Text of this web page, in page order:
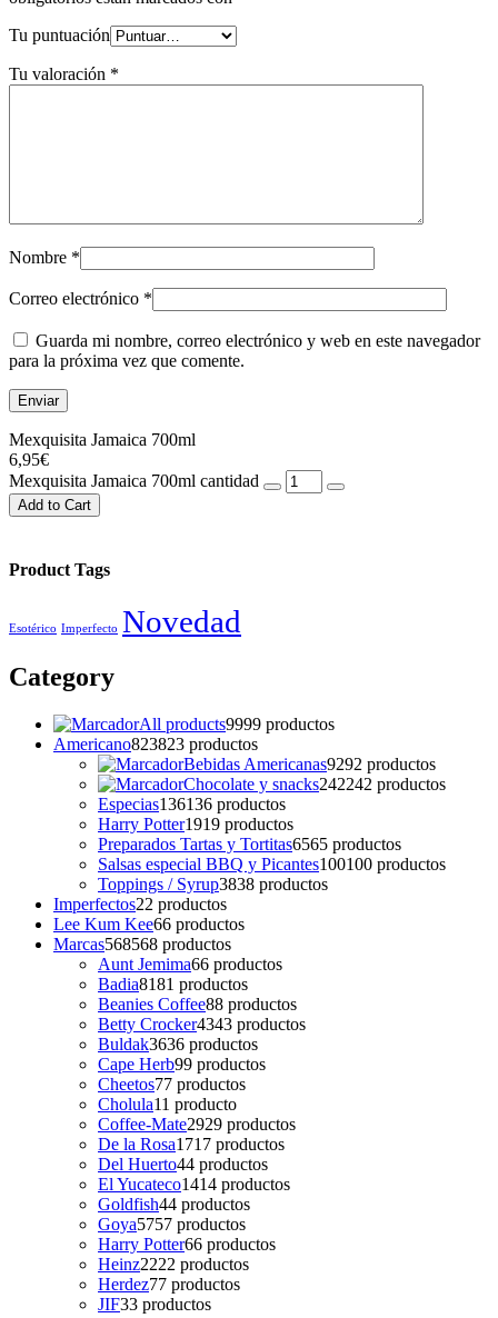
Tu puntuación
Tu valoración *
Nombre *
Correo electrónico *
Guarda mi nombre, correo electrónico y web en este navegador
para la próxima vez que comente.
Mexquisita Jamaica 700ml
6,95€
Mexquisita Jamaica 700ml cantidad
Add to Cart
Product Tags
Esotérico Imperfecto Novedad
Category
All products9999 productos
Americano823823 productos
Bebidas Americanas9292 productos
Chocolate y snacks242242 productos
Especias136136 productos
Harry Potter1919 productos
Preparados Tartas y Tortitas6565 productos
Salsas especial BBQ y Picantes100100 productos
Toppings / Syrup3838 productos
Imperfectos22 productos
Lee Kum Kee66 productos
Marcas568568 productos
Aunt Jemima66 productos
Badia8181 productos
Beanies Coffee88 productos
Betty Crocker4343 productos
Buldak3636 productos
Cape Herb99 productos
Cheetos77 productos
Cholula11 producto
Coffee-Mate2929 productos
De la Rosa1717 productos
Del Huerto44 productos
El Yucateco1414 productos
Goldfish44 productos
Goya5757 productos
Harry Potter66 productos
Heinz2222 productos
Herdez77 productos
JIF33 productos